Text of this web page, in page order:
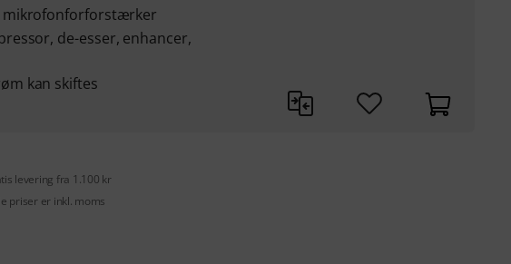
mikrofonforforstærker
de-esser, enhancer,
kan skiftes
levering fra 1.100 kr
priser er inkl. moms